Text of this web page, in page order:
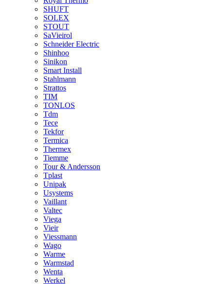
SHUFT
SOLEX
STOUT
SaVieirol
Schneider Electric
Shinhoo
Sinikon
Smart Install
Stahlmann
Strattos
TIM
TONLOS
Tdm
Tece
Tekfor
Termica
Thermex
Tiemme
Tour & Andersson
Tplast
Unipak
Usystems
Vaillant
Valtec
Viega
Vieir
Viessmann
Wago
Warme
Warmstad
Wenta
Werkel